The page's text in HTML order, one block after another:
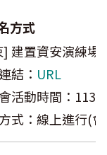
方式
] 建置資安演練場
結： URL
活動時間：113
式：線上進行(